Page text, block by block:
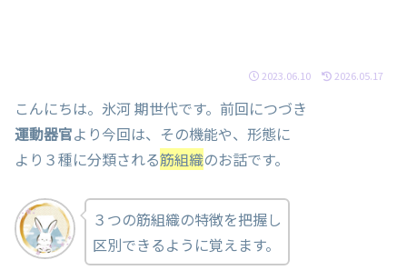
2023.06.10 2026.05.17
こんにちは。氷河 期世代です。前回につづき
運動器官より今回は、その機能や、形態に
より３種に分類される筋組織のお話です。
３つの筋組織の特徴を把握し
区別できるように覚えます。